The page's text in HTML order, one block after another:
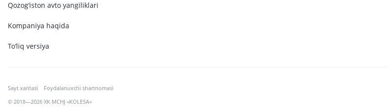
Qozog‘iston avto yangiliklari
Kompaniya haqida
To‘liq versiya
Sayt xaritasi
Foydalanuvchi shartnomasi
© 2018—2026 XK MCHJ «KOLESA»